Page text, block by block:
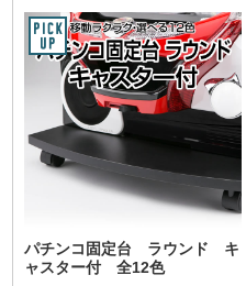
パチンコ固定台 ラウンド キ
ャスター付 全12色